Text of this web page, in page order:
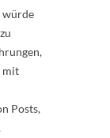
würde
mit
Posts,